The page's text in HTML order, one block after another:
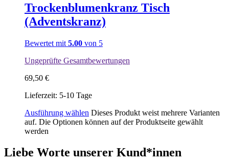
Trockenblumenkranz Tisch
(Adventskranz)
Bewertet mit 5.00 von 5
Ungeprüfte Gesamtbewertungen
69,50 €
Lieferzeit: 5-10 Tage
Ausführung wählen Dieses Produkt weist mehrere Varianten
auf. Die Optionen können auf der Produktseite gewählt
werden
Liebe Worte unserer Kund*innen